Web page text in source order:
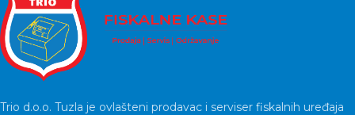
Trio d.o.o. Tuzla je ovlašteni prodavac i serviser fiskalnih uređaja